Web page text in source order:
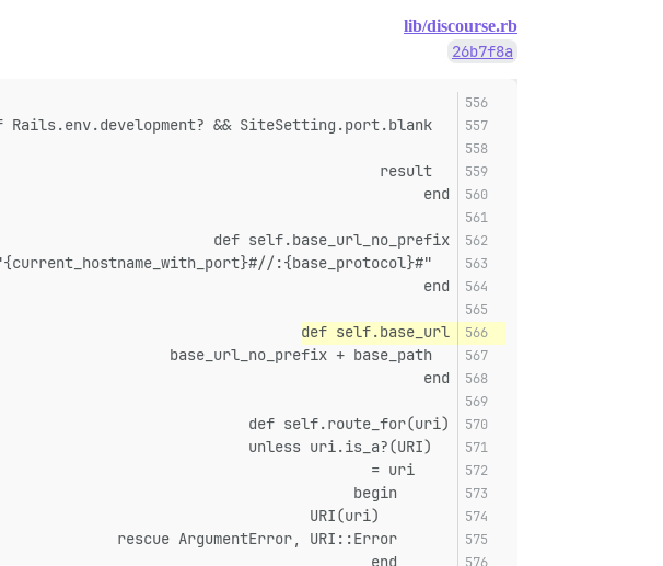
lib/discourse.rb
26b7f8a
end
def self.base_url_no_prefix
  "#{base_protocol}://#{current_hostname_with_port}"
end
def self.base_url
end
def self.route_for(uri)